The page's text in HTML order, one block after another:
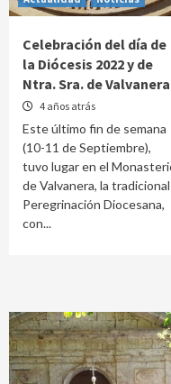
Celebración del día de
la Diócesis 2022 y de
Ntra. Sra. de Valvanera
4 años atrás
Este último fin de semana
(10-11 de Septiembre),
tuvo lugar en el
de Valvanera, la tradicional
Peregrinación Diocesana,
con...